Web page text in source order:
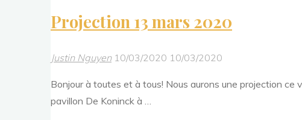
et
fermeture
mars"
Projection 13 mars 2020
Justin Nguyen 10/03/2020 10/03/2020
Bonjour à toutes et à tous! Nous aurons une projection
pavillon De Koninck à …